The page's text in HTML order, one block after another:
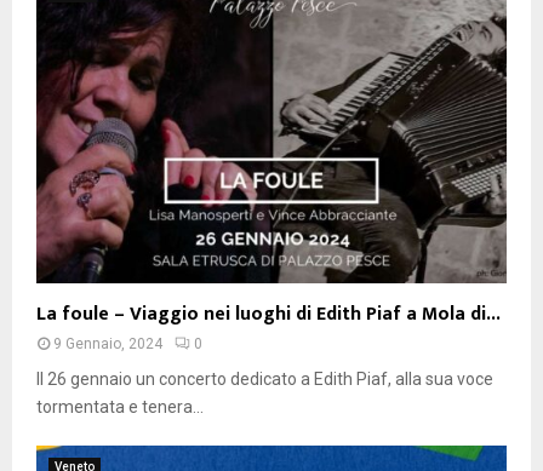
La foule – Viaggio nei luoghi di Edith Piaf a Mola di...
9 Gennaio, 2024 0
Il 26 gennaio un concerto dedicato a Edith Piaf, alla sua voce
tormentata e tenera...
Veneto